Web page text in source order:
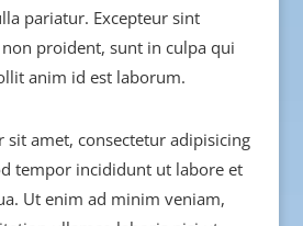
pariatur. Excepteur sint
proident, sunt in culpa qui
anim id est laborum.
amet, consectetur adipisicing
tempor incididunt ut labore et
Ut enim ad minim veniam,